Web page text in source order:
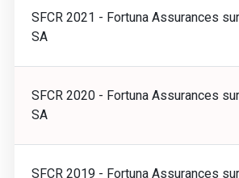
SFCR 2021 - Fortuna Assurances
SA
SFCR 2020 - Fortuna Assurances
SA
SFCR 2019 - Fortuna Assurances